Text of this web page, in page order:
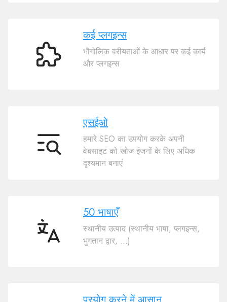
कई
कई प्लगइन्स
भौगोलिक वरीयताओं के आधार पर कई कार्य
और प्लगइन्स
एसईओ
एसईओ
हमारे SEO का उपयोग करके अपनी
वेबसाइट को खोज इंजनों के लिए अधिक
दृश्यमान बनाएं
50
50 भाषाएँ
स्थानीय उत्पाद (स्थानीय भाषा, प्लगइन्स,
भुगतान द्वार, ...)